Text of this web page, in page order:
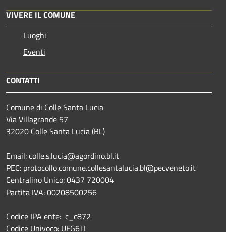
VIVERE IL COMUNE
Luoghi
Eventi
CONTATTI
Comune di Colle Santa Lucia
Via Villagrande 57
32020 Colle Santa Lucia (BL)
Email: colle.s.lucia@agordino.bl.it
PEC: protocollo.comune.collesantalucia.bl@pecveneto.it
Centralino Unico: 0437 720004
Partita IVA: 00208500256
Codice IPA ente: c_c872
Codice Univoco: UFG6TI